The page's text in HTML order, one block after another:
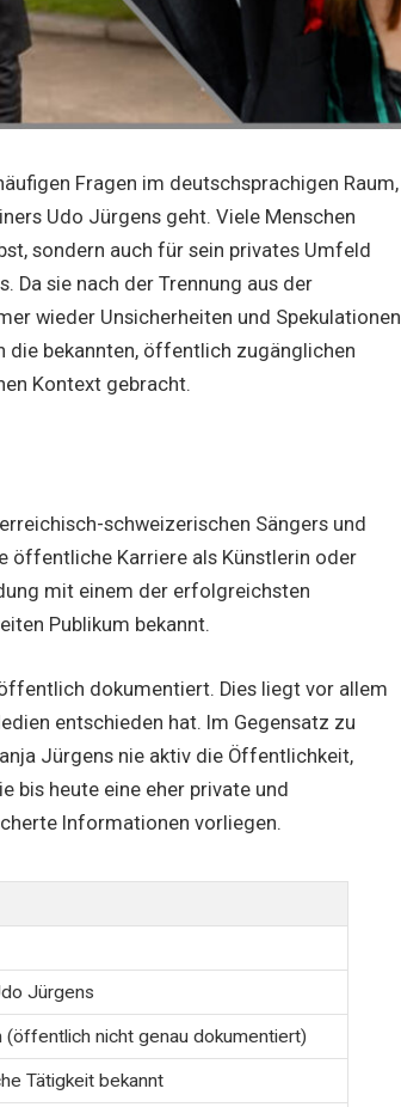
Fragen im deutschsprachigen Raum,
Udo Jürgens geht. Viele Menschen
sondern auch für sein privates Umfeld
Da sie nach der Trennung aus der
wieder Unsicherheiten und Spekulationen
die bekannten, öffentlich zugänglichen
Kontext gebracht.
schweizerischen Sängers und
öffentliche Karriere als Künstlerin oder
mit einem der erfolgreichsten
Publikum bekannt.
dokumentiert. Dies liegt vor allem
entschieden hat. Im Gegensatz zu
Jürgens nie aktiv die Öffentlichkeit,
bis heute eine eher private und
Informationen vorliegen.
Jürgens
(öffentlich nicht genau dokumentiert)
Tätigkeit bekannt